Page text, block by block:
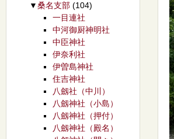
▼桑名支部 (104)
一目連社
中河御厨神明社
中臣神社
伊奈利社
伊曽島神社
住吉神社
八劔社（中川）
八劔神社（小島）
八劔神社（押付）
八劔神社（殿名）